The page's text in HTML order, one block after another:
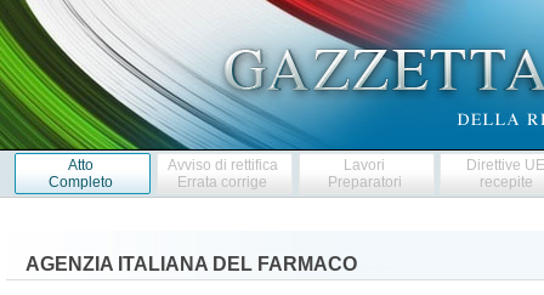
Atto
Completo
Avviso di rettifica
Errata corrige
Lavori
Preparatori
Direttive
recepite
AGENZIA ITALIANA DEL FARMACO